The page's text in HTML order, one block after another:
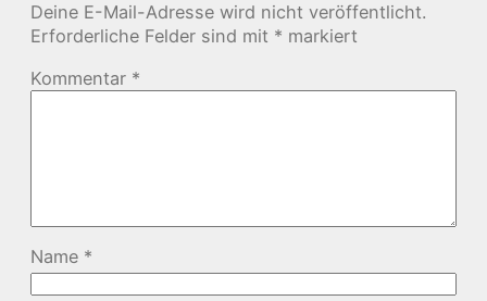
Deine E-Mail-Adresse wird nicht veröffentlicht.
Erforderliche Felder sind mit * markiert
Kommentar *
Name *